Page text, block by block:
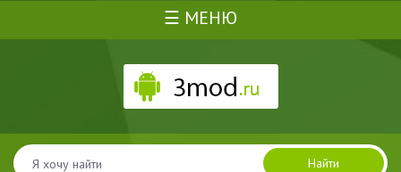
☰ МЕНЮ
Найти